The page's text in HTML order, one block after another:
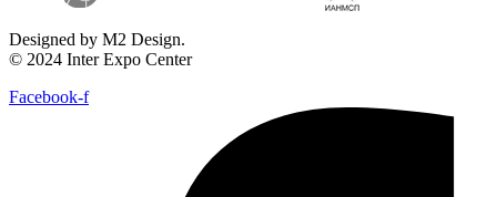
Designed by M2 Design.
© 2024 Inter Expo Center
Facebook-f